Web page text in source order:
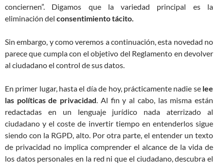
conciernen”. Digamos que la variedad principal es la
eliminación del consentimiento tácito.
Sin embargo, y como veremos a continuación, esta novedad no
parece que cumpla con el objetivo del Reglamento en devolver
al ciudadano el control de sus datos.
En primer lugar, hasta el día de hoy, prácticamente nadie selee
las políticas de privacidad. Al fin y al cabo, las misma están
redactadas en un lenguaje jurídico nada aterrizado al
ciudadano y el coste de invertir tiempo en entenderlos sigue
siendo con la RGPD, alto. Por otra parte, el entender un texto
de privacidad no implica comprender el alcance de la vida de
los datos personales en la red ni que el ciudadano, descubra el